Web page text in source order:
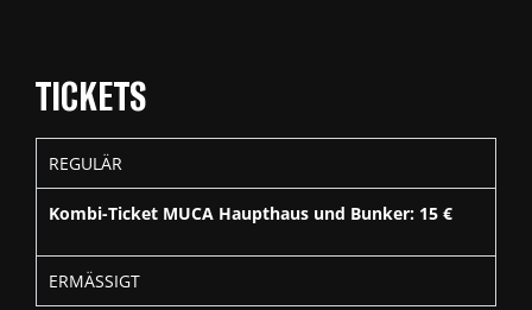
TICKETS
REGULÄR
Kombi-Ticket MUCA Haupthaus und Bunker: 15 €
ERMÄSSIGT